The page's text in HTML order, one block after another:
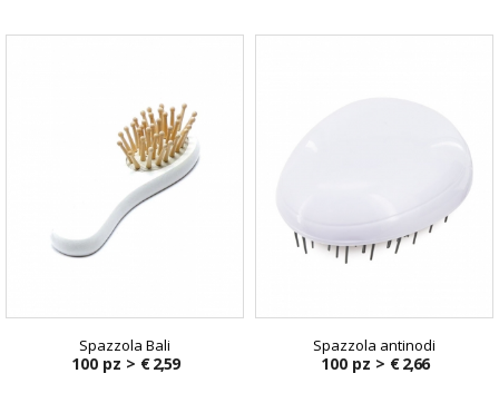
Spazzola Bali
100 pz > € 2,59
Spazzola antinodi
100 pz > € 2,66